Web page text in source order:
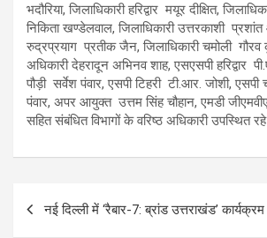
भदौरिया, जिलाधिकारी हरिद्वार मयूर दीक्षित,
निकिता खण्डेलवाल, जिलाधिकारी उत्तरकाशी प्रशांत
रुद्रप्रयाग प्रतीक जैन, जिलाधिकारी चमोली गौरव
अधिकारी देहरादून अभिनव शाह, एसएसपी हरिद्वार
पौड़ी सर्वेश पंवार, एसपी टिहरी टी.आर. जोशी,
पंवार, अपर आयुक्त उत्तम सिंह चौहान, एमडी
सहित संबंधित विभागों के वरिष्ठ अधिकारी उपस्थित
Post
navigation
नई दिल्ली में ‘रैबार-7: ब्रांड उत्तराखंड’